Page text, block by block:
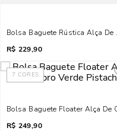
Bolsa Baguete Rústica Alça De
R$ 229,90
7 CORES
Bolsa Baguete Floater Alça De
R$ 249,90